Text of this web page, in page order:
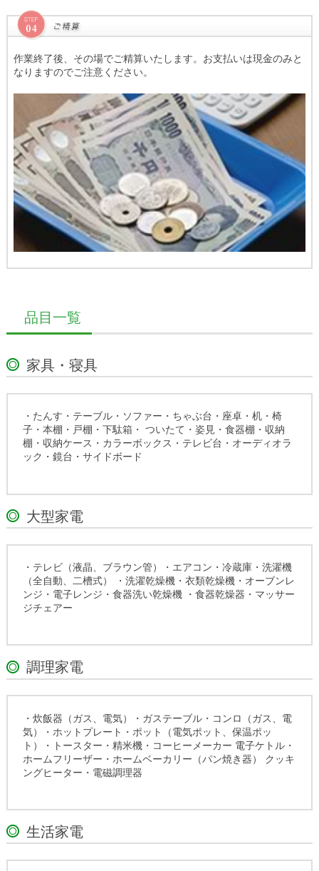
作業終了後、その場でご精算いたします。お支払いは現金のみと
なりますのでご注意ください。
品目一覧
家具・寝具
・たんす・テーブル・ソファー・ちゃぶ台・座卓・机・椅
子・本棚・戸棚・下駄箱・ ついたて・姿見・食器棚・収納
棚・収納ケース・カラーボックス・テレビ台・オーディオラ
ック・鏡台・サイドボード
大型家電
・テレビ（液晶、ブラウン管）・エアコン・冷蔵庫・洗濯機
（全自動、二槽式） ・洗濯乾燥機・衣類乾燥機・オーブンレ
ンジ・電子レンジ・食器洗い乾燥機 ・食器乾燥器・マッサー
ジチェアー
調理家電
・炊飯器（ガス、電気）・ガステーブル・コンロ（ガス、電
気）・ホットプレート・ポット（電気ポット、保温ポッ
ト）・トースター・精米機・コーヒーメーカー 電子ケトル・
ホームフリーザー・ホームベーカリー（パン焼き器） クッキ
ングヒーター・電磁調理器
生活家電